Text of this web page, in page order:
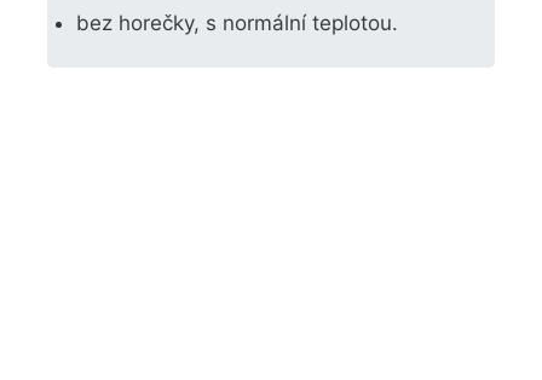
bez horečky, s normální teplotou.